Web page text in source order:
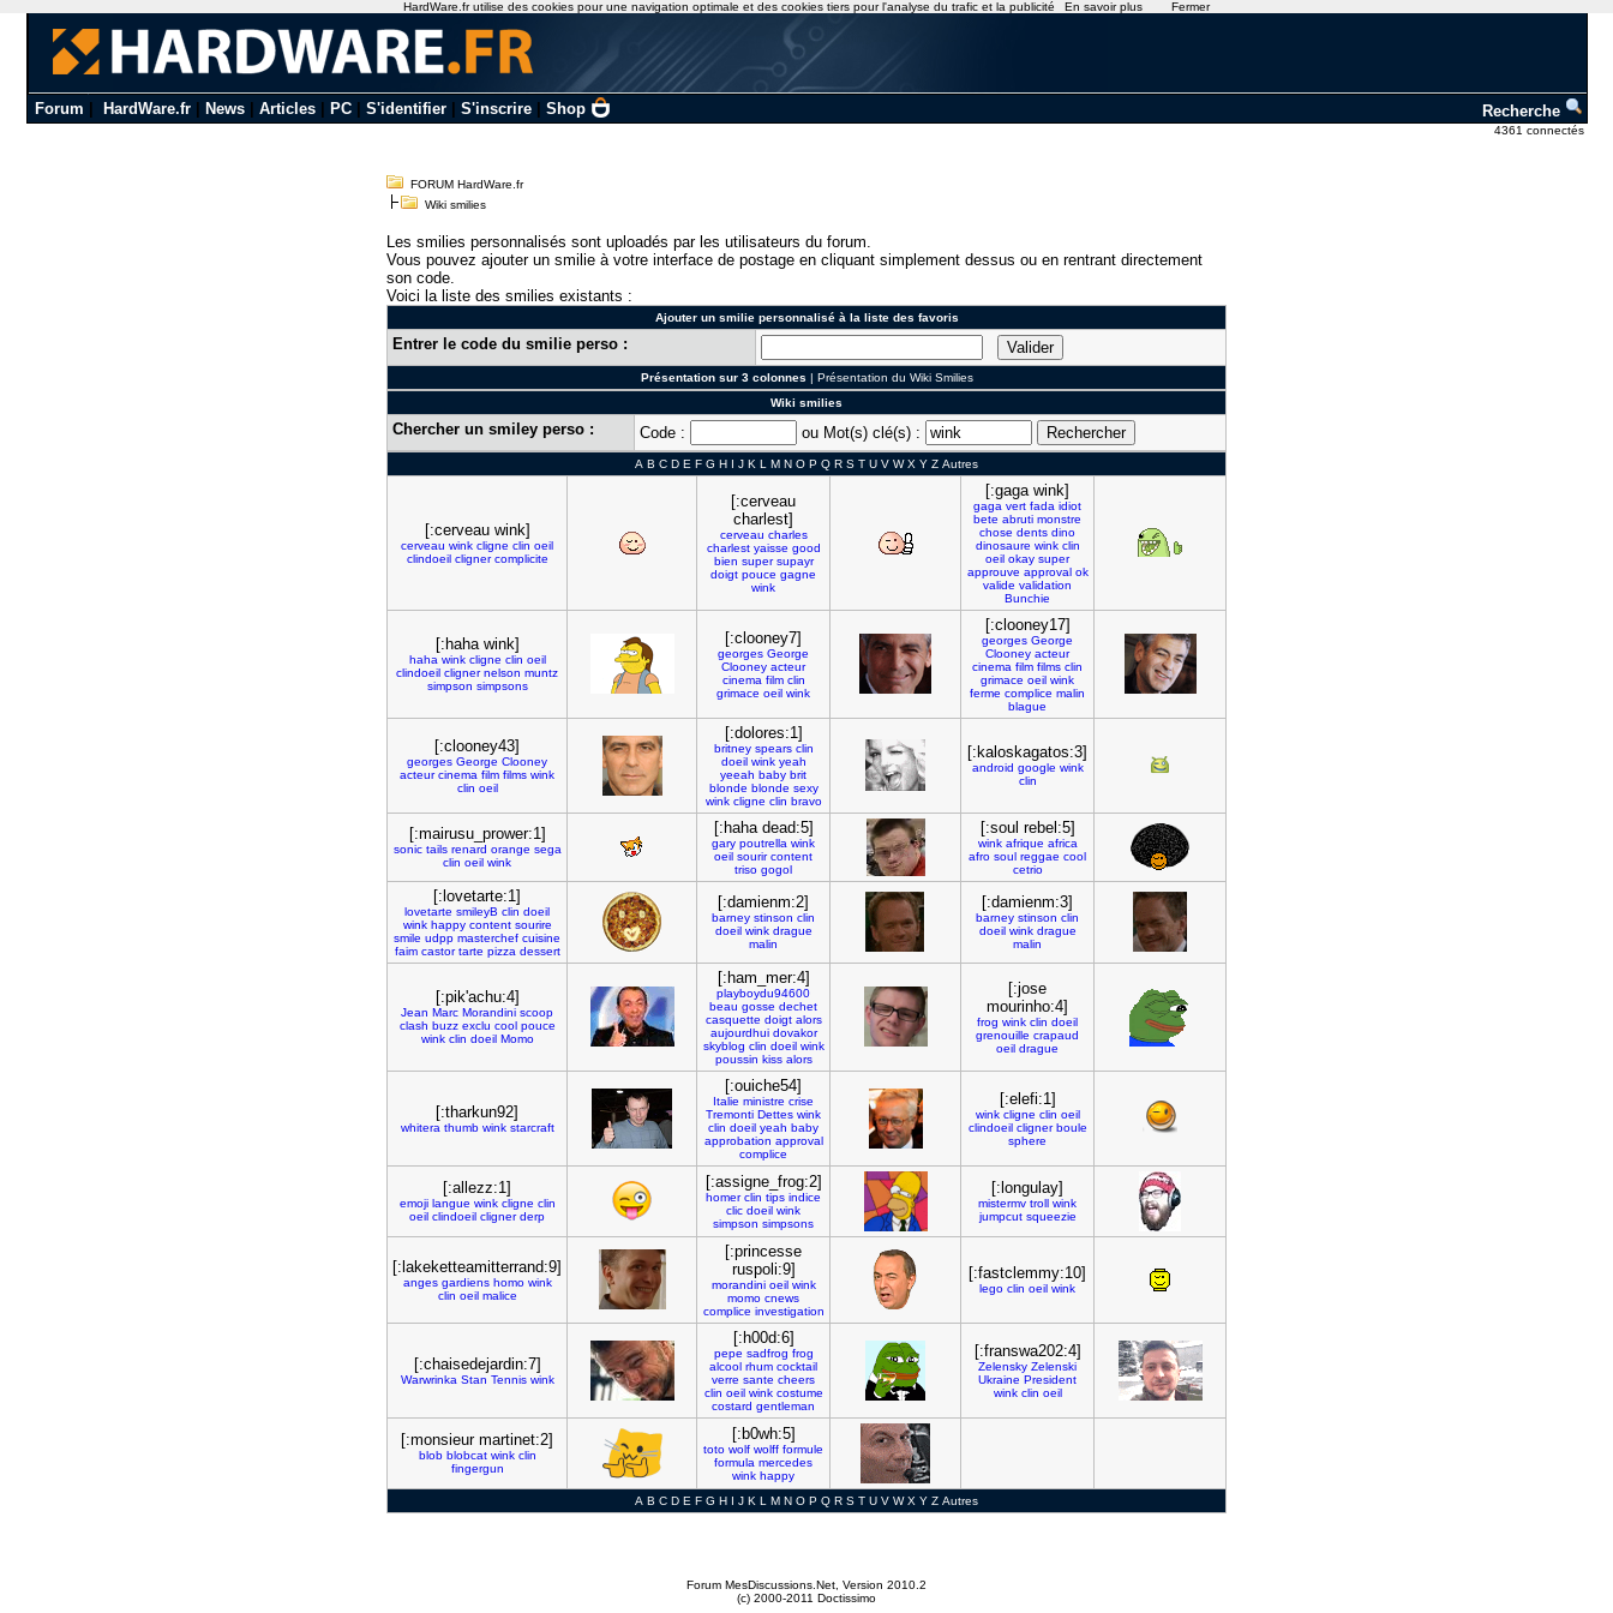
Forum HardWare.fr| News| Articles| PC| S'identifier| S'inscrire| Shop Recherche
4361 connectés
FORUM HardWare.fr
Wiki smilies
Les smilies personnalisés sont uploadés par les utilisateurs du forum.
Vous pouvez ajouter un smilie à votre interface de postage en cliquant simplement dessus ou en rentrant directement
son code.
Voici la liste des smilies existants :
Ajouter un smilie personnalisé à la liste des favoris
Entrer le code du smilie perso :
Présentation sur 3 colonnes | Présentation du Wiki Smilies
Wiki smilies
Chercher un smiley perso : Code : ou Mot(s) clé(s) :
A B C D E F G H I J K L M N O P Q R S T U V W X Y Z Autres
[:cerveau wink]
cerveau wink cligne clin oeil
clindoeil cligner complicite
[:cerveau
charlest]
cerveau charles
charlest yaisse good
bien super supayr
doigt pouce gagne
wink
[:gaga wink]
gaga vert fada idiot
bete abruti monstre
chose dents dino
dinosaure wink clin
oeil okay super
approuve approval ok
valide validation
Bunchie
[:haha wink]
haha wink cligne clin oeil
clindoeil cligner nelson muntz
simpson simpsons
[:clooney7]
georges George
Clooney acteur
cinema film clin
grimace oeil wink
[:clooney17]
georges George
Clooney acteur
cinema film films clin
grimace oeil wink
ferme complice malin
blague
[:clooney43]
georges George Clooney
acteur cinema film films wink
clin oeil
[:dolores:1]
britney spears clin
doeil wink yeah
yeeah baby brit
blonde blonde sexy
wink cligne clin bravo
[:kaloskagatos:3]
android google wink
clin
[:mairusu_prower:1]
sonic tails renard orange sega
clin oeil wink
[:haha dead:5]
gary poutrella wink
oeil sourir content
triso gogol
[:soul rebel:5]
wink afrique africa
afro soul reggae cool
cetrio
[:lovetarte:1]
lovetarte smileyB clin doeil
wink happy content sourire
smile udpp masterchef cuisine
faim castor tarte pizza dessert
[:damienm:2]
barney stinson clin
doeil wink drague
malin
[:damienm:3]
barney stinson clin
doeil wink drague
malin
[:pik'achu:4]
Jean Marc Morandini scoop
clash buzz exclu cool pouce
wink clin doeil Momo
[:ham_mer:4]
playboydu94600
beau gosse dechet
casquette doigt alors
aujourdhui dovakor
skyblog clin doeil wink
poussin kiss alors
[:jose
mourinho:4]
frog wink clin doeil
grenouille crapaud
oeil drague
[:tharkun92]
whitera thumb wink starcraft
[:ouiche54]
Italie ministre crise
Tremonti Dettes wink
clin doeil yeah baby
approbation approval
complice
[:elefi:1]
wink cligne clin oeil
clindoeil cligner boule
sphere
[:allezz:1]
emoji langue wink cligne clin
oeil clindoeil cligner derp
[:assigne_frog:2]
homer clin tips indice
clic doeil wink
simpson simpsons
[:longulay]
mistermv troll wink
jumpcut squeezie
[:lakeketteamitterrand:9]
anges gardiens homo wink
clin oeil malice
[:princesse
ruspoli:9]
morandini oeil wink
momo cnews
complice investigation
[:fastclemmy:10]
lego clin oeil wink
[:chaisedejardin:7]
Warwrinka Stan Tennis wink
[:h00d:6]
pepe sadfrog frog
alcool rhum cocktail
verre sante cheers
clin oeil wink costume
costard gentleman
[:franswa202:4]
Zelensky Zelenski
Ukraine President
wink clin oeil
[:monsieur martinet:2]
blob blobcat wink clin
fingergun
[:b0wh:5]
toto wolf wolff formule
formula mercedes
wink happy
A B C D E F G H I J K L M N O P Q R S T U V W X Y Z Autres
Forum MesDiscussions.Net , Version 2010.2
(c) 2000-2011 Doctissimo
HardWare.fr utilise des cookies pour une navigation optimale et des cookies tiers pour l'analyse du trafic et la publicité En savoir plus Fermer